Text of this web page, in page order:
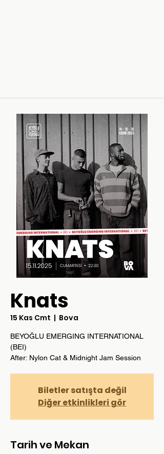
Knats
15 Kas Cmt
  |
Bova
BEYOĞLU EMERGING INTERNATIONAL
(BEI)
After: Nylon Cat & Midnight Jam Session
Biletler satışta değil
Diğer etkinlikleri gör
Tarih ve Mekan